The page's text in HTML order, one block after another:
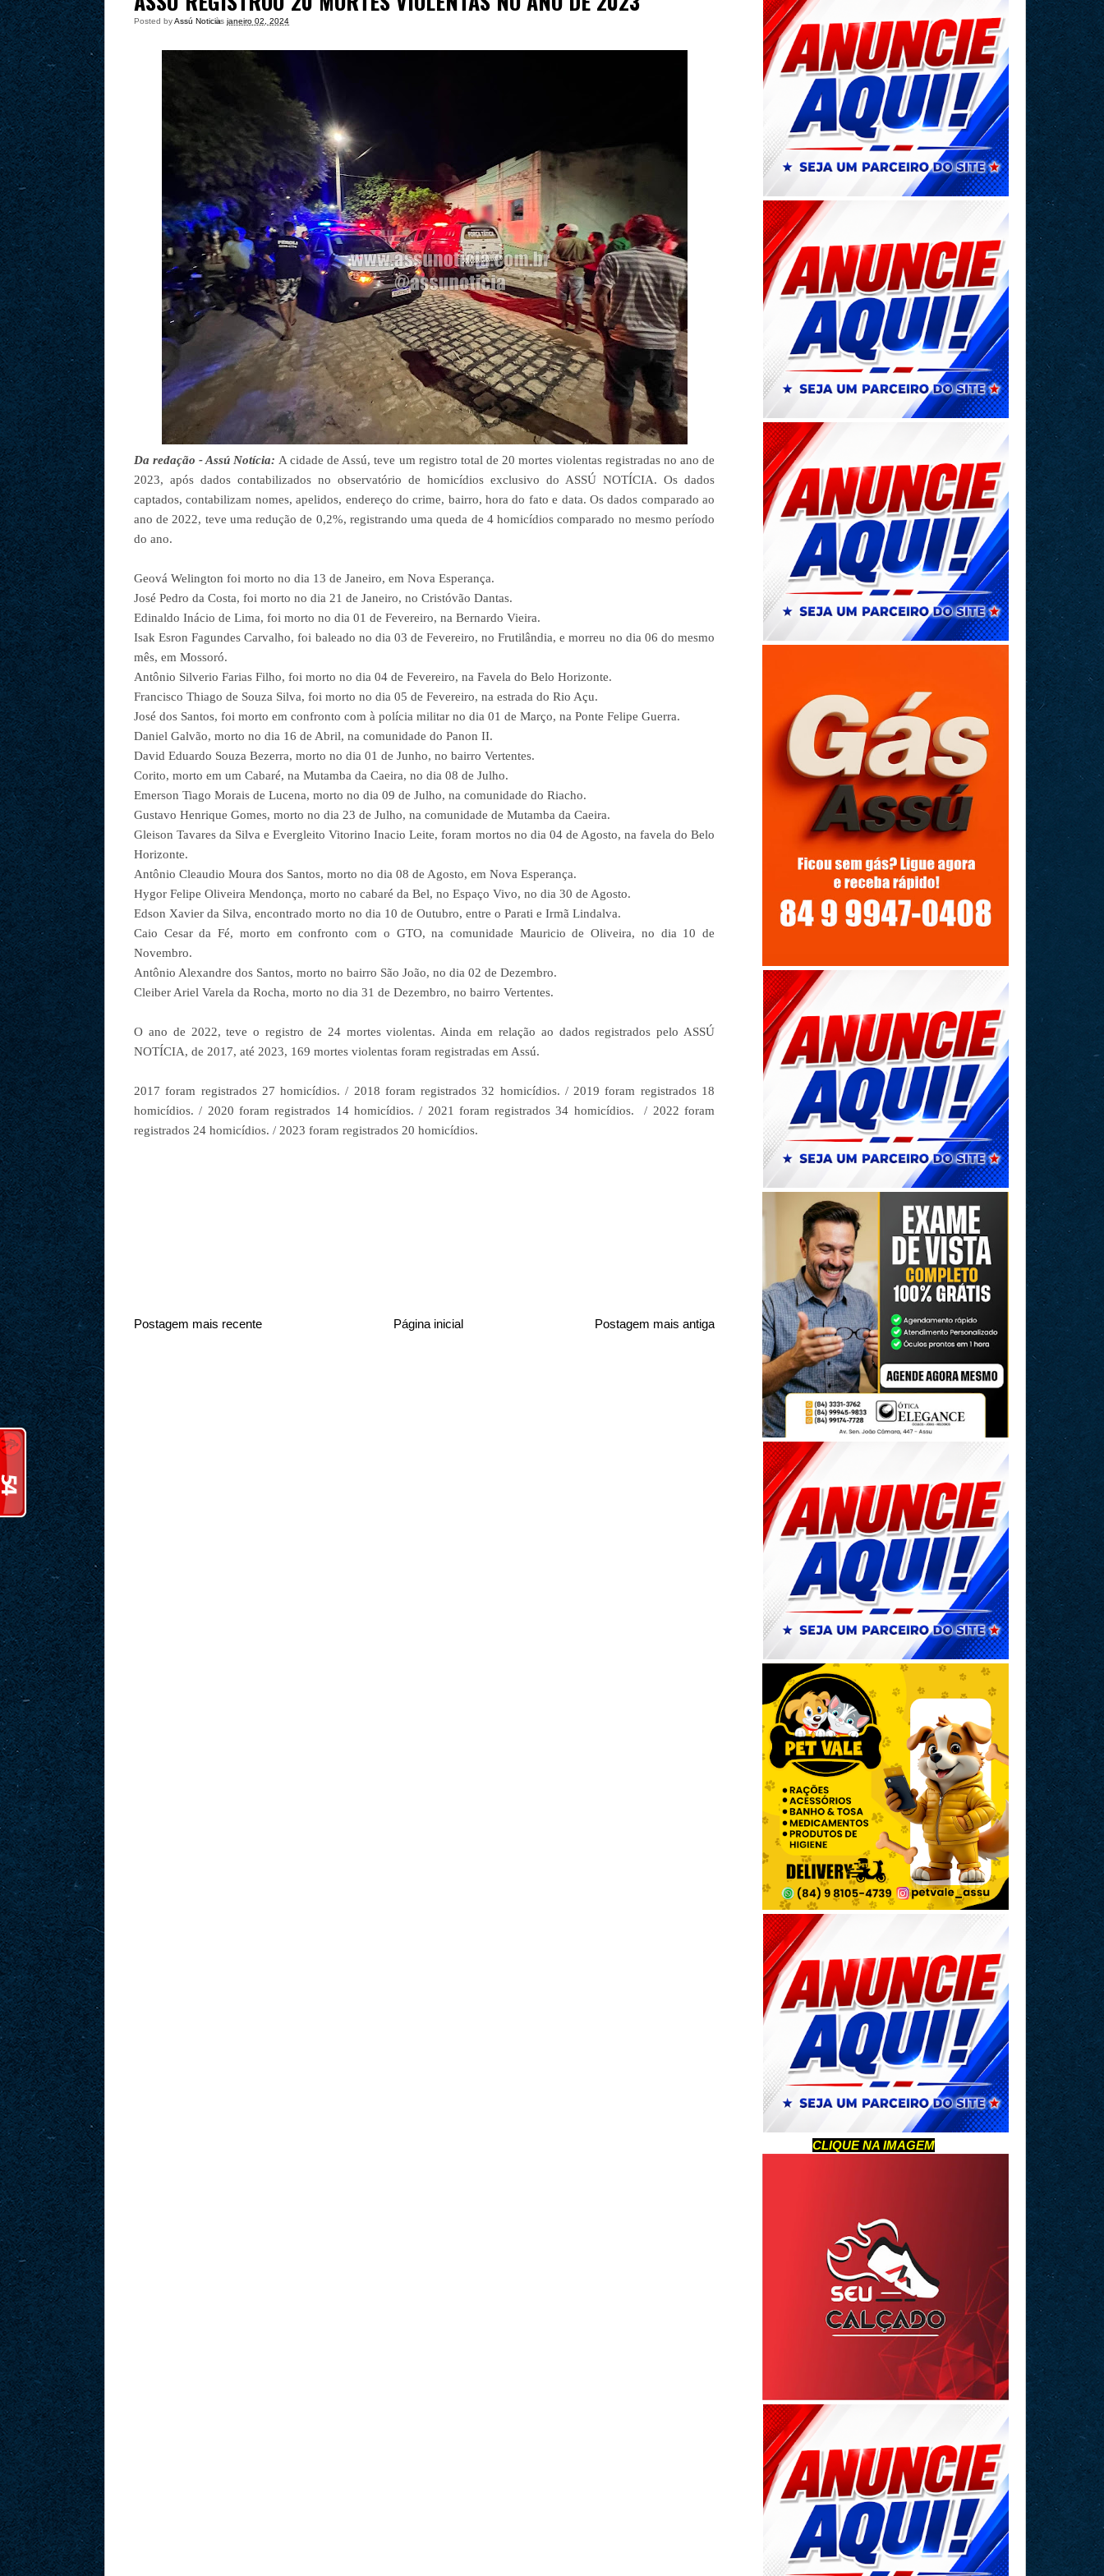
Posted byAssú Noticia
às janeiro 02, 2024
Da redação - Assú Notícia: A cidade de Assú, teve um registro total de 20 mortes violentas registradas no ano de
2023, após dados contabilizados no observatório de homicídios exclusivo do ASSÚ NOTÍCIA. Os dados
captados, contabilizam nomes, apelidos, endereço do crime, bairro, hora do fato e data. Os dados comparado ao
ano de 2022, teve uma redução de 0,2%, registrando uma queda de 4 homicídios comparado no mesmo período
do ano.
Geová Welington foi morto no dia 13 de Janeiro, em Nova Esperança.
José Pedro da Costa, foi morto no dia 21 de Janeiro, no Cristóvão Dantas.
Edinaldo Inácio de Lima, foi morto no dia 01 de Fevereiro, na Bernardo Vieira.
Isak Esron Fagundes Carvalho, foi baleado no dia 03 de Fevereiro, no Frutilândia, e morreu no dia 06 do mesmo
mês, em Mossoró.
Antônio Silverio Farias Filho, foi morto no dia 04 de Fevereiro, na Favela do Belo Horizonte.
Francisco Thiago de Souza Silva, foi morto no dia 05 de Fevereiro, na estrada do Rio Açu.
José dos Santos, foi morto em confronto com à polícia militar no dia 01 de Março, na Ponte Felipe Guerra.
Daniel Galvão, morto no dia 16 de Abril, na comunidade do Panon II.
David Eduardo Souza Bezerra, morto no dia 01 de Junho, no bairro Vertentes.
Corito, morto em um Cabaré, na Mutamba da Caeira, no dia 08 de Julho.
Emerson Tiago Morais de Lucena, morto no dia 09 de Julho, na comunidade do Riacho.
Gustavo Henrique Gomes, morto no dia 23 de Julho, na comunidade de Mutamba da Caeira.
Gleison Tavares da Silva e Evergleito Vitorino Inacio Leite, foram mortos no dia 04 de Agosto, na favela do Belo
Horizonte.
Antônio Cleaudio Moura dos Santos, morto no dia 08 de Agosto, em Nova Esperança.
Hygor Felipe Oliveira Mendonça, morto no cabaré da Bel, no Espaço Vivo, no dia 30 de Agosto.
Edson Xavier da Silva, encontrado morto no dia 10 de Outubro, entre o Parati e Irmã Lindalva.
Caio Cesar da Fé, morto em confronto com o GTO, na comunidade Mauricio de Oliveira, no dia 10 de
Novembro.
Antônio Alexandre dos Santos, morto no bairro São João, no dia 02 de Dezembro.
Cleiber Ariel Varela da Rocha, morto no dia 31 de Dezembro, no bairro Vertentes.
O ano de 2022, teve o registro de 24 mortes violentas. Ainda em relação ao dados registrados pelo ASSÚ
NOTÍCIA, de 2017, até 2023, 169 mortes violentas foram registradas em Assú.
2017 foram registrados 27 homicídios. / 2018 foram registrados 32 homicídios. / 2019 foram registrados 18
homicídios. / 2020 foram registrados 14 homicídios. / 2021 foram registrados 34 homicídios. / 2022 foram
registrados 24 homicídios. / 2023 foram registrados 20 homicídios.
Postagem mais recente Postagem mais antiga
Página inicial
CLIQUE NA IMAGEM